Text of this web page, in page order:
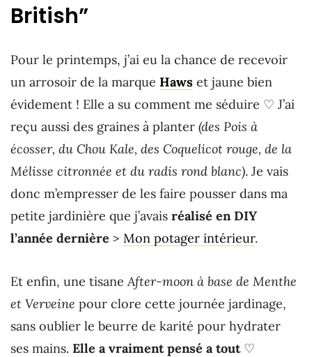
British”
Pour le printemps, j’ai eu la chance de recevoir
un arrosoir de la marque Haws et jaune bien
évidement ! Elle a su comment me séduire ♡ J’ai
reçu aussi des graines à planter (des Pois à
écosser, du Chou Kale, des Coquelicot rouge, de la
Mélisse citronnée et du radis rond blanc). Je vais
donc m’empresser de les faire pousser dans ma
petite jardinière que j’avais réalisé en DIY
l’année dernière > Mon potager intérieur.
Et enfin, une tisaneAfter-moon à base de Menthe
et Verveine pour clore cette journée jardinage,
sans oublier le beurre de karité pour hydrater
ses mains. Elle a vraiment pensé a tout♡